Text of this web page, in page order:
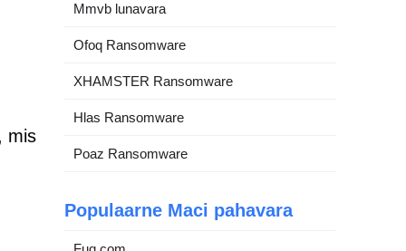
mis
Mmvb lunavara
Ofoq Ransomware
XHAMSTER Ransomware
Hlas Ransomware
Poaz Ransomware
Populaarne Maci pahavara